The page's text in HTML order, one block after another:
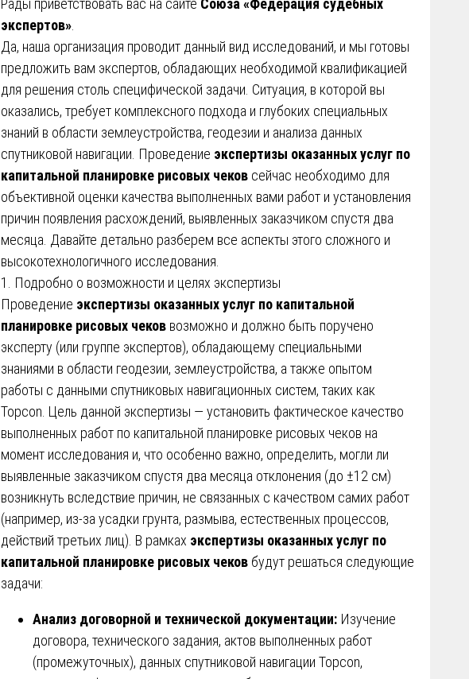
Рады приветствовать вас на сайте Союза «Федерация судебных
экспертов»
Да, наша организация проводит данный вид исследований, и мы готовы
предложить вам экспертов, обладающих необходимой квалификацией
для решения столь специфической задачи. Ситуация, в которой вы
оказались, требует комплексного подхода и глубоких специальных
знаний в области землеустройства, геодезии и анализа данных
спутниковой навигации. Проведение экспертизы оказанных услуг по
капитальной планировке рисовых чеков сейчас необходимо для
объективной оценки качества выполненных вами работ и установления
причин появления расхождений, выявленных заказчиком спустя два
месяца. Давайте детально разберем все аспекты этого сложного и
высокотехнологичного исследования.
1. Подробно о возможности и целях экспертизы
Проведение экспертизы оказанных услуг по капитальной
планировке рисовых чеков возможно и должно быть поручено
эксперту (или группе экспертов), обладающему специальными
знаниями в области геодезии, землеустройства, а также опытом
работы с данными спутниковых навигационных систем, таких как
Topcon. Цель данной экспертизы — установить фактическое качество
выполненных работ по капитальной планировке рисовых чеков на
момент исследования и, что особенно важно, определить, могли ли
выявленные заказчиком спустя два месяца отклонения (до ±12 см)
возникнуть вследствие причин, не связанных с качеством самих работ
(например, из-за усадки грунта, размыва, естественных процессов,
действий третьих лиц). В рамках экспертизы оказанных услуг по
капитальной планировке рисовых чеков будут решаться следующие
задачи:
Анализ договорной и технической документации: Изучение
договора, технического задания, актов выполненных работ
(промежуточных), данных спутниковой навигации Topcon,